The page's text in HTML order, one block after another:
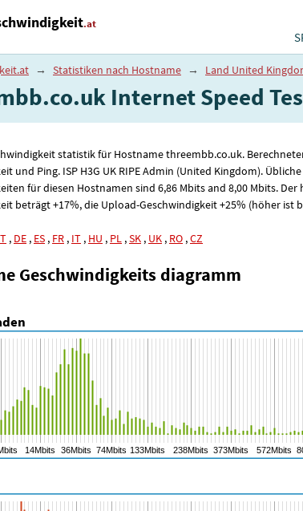
.at
→ Statistiken nach Hostname → Land United
Internet Speed
statistik für Hostname threembb.co.uk.
und Ping. ISP H3G UK RIPE Admin (United Kingdom).
für diesen Hostnamen sind 6,86 Mbits and 8,00 Mbits. Der
beträgt +17%, die Upload-Geschwindigkeit +25% (höher ist
, DE , ES , FR , IT , HU , PL ,SK , UK , RO ,CZ
Geschwindigkeits diagramm